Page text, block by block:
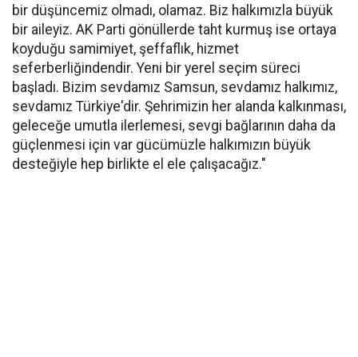
bir düşüncemiz olmadı, olamaz. Biz halkımızla büyük
bir aileyiz. AK Parti gönüllerde taht kurmuş ise ortaya
koyduğu samimiyet, şeffaflık, hizmet
seferberliğindendir. Yeni bir yerel seçim süreci
başladı. Bizim sevdamız Samsun, sevdamız halkımız,
sevdamız Türkiye'dir. Şehrimizin her alanda kalkınması,
geleceğe umutla ilerlemesi, sevgi bağlarının daha da
güçlenmesi için var gücümüzle halkımızın büyük
desteğiyle hep birlikte el ele çalışacağız."